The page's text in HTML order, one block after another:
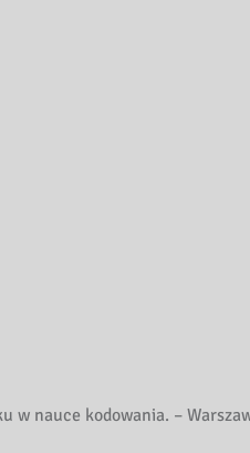
w nauce kodowania. –